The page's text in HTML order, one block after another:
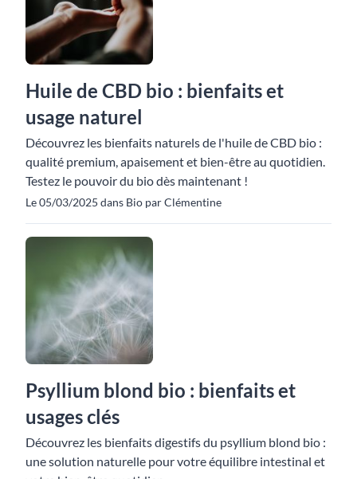
Huile de CBD bio : bienfaits et
usage naturel
Découvrez les bienfaits naturels de l'huile de CBD bio :
qualité premium, apaisement et bien-être au quotidien.
Testez le pouvoir du bio dès maintenant !
Le 05/03/2025 dans Bio par Clémentine
Psyllium blond bio : bienfaits et
usages clés
Découvrez les bienfaits digestifs du psyllium blond bio :
une solution naturelle pour votre équilibre intestinal et